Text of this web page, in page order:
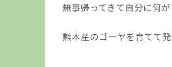
無事帰ってきて自分に何
熊本産のゴーヤを育てて